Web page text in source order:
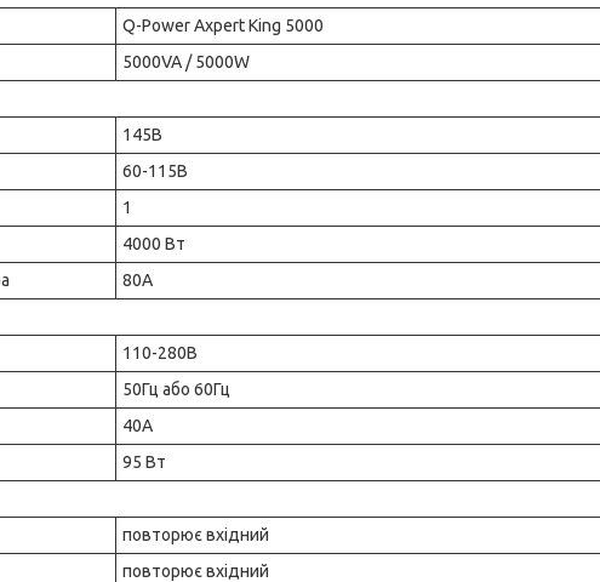
Q-Power Axpert King 5000
5000VA / 5000W
145В
60-115В
1
4000 Вт
80А
110-280В
50Гц або 60Гц
40А
95 Вт
повторює вхідний
повторює вхідний